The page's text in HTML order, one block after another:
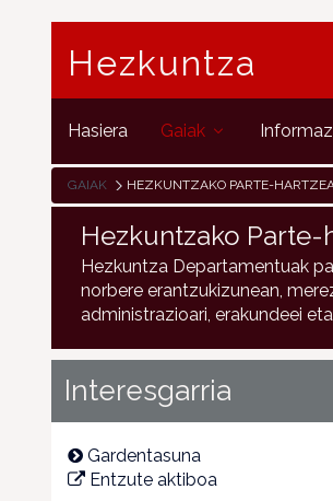
Hezkuntza
Hasiera Gaiak
GAIAK HEZKUNTZAKO PARTE-
Hezkuntzako Parte-
Hezkuntza Departamentuak
norbere erantzukizunean,
administrazioari, erakundeei
Interesgarria
Gardentasuna
Entzute aktiboa